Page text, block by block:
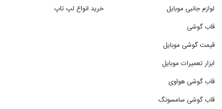
لوازم جانبی موبایل
قاب گوشی
قیمت گوشی موبایل
ابزار تعمیرات موبایل
قاب گوشی هواوی
قاب گوشی سامسونگ
خرید انواع لپ تاپ